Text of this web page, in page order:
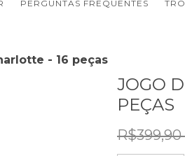
PERGUNTAS FREQUENTES
- 16 peças
JOGO
PEÇAS
R$399,90